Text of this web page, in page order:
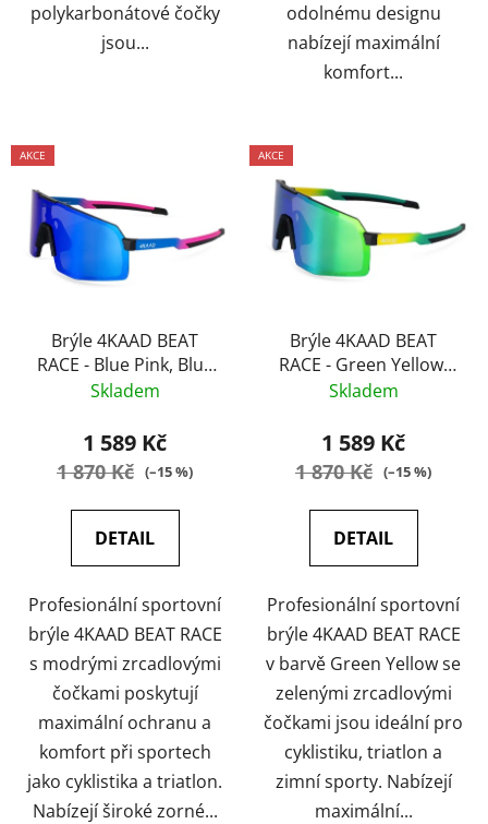
polykarbonátové čočky
jsou...
odolnému designu
nabízejí maximální
komfort...
AKCE
Brýle 4KAAD BEAT
RACE - Blue Pink, Blue
Mirror
Skladem
1 589 Kč
1 870 Kč (–15 %)
DETAIL
Profesionální sportovní
brýle 4KAAD BEAT RACE
s modrými zrcadlovými
čočkami poskytují
maximální ochranu a
komfort při sportech
jako cyklistika a triatlon.
Nabízejí široké zorné...
AKCE
Brýle 4KAAD BEAT
RACE - Green Yellow,
Green Mirror
Skladem
1 589 Kč
1 870 Kč (–15 %)
DETAIL
Profesionální sportovní
brýle 4KAAD BEAT RACE
v barvě Green Yellow se
zelenými zrcadlovými
čočkami jsou ideální pro
cyklistiku, triatlon a
zimní sporty. Nabízejí
maximální...